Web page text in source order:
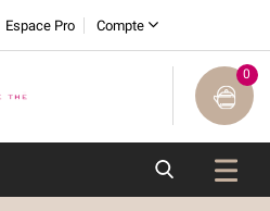
Espace Pro Compte
0